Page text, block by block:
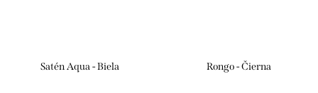
Satén Aqua - Biela Rongo - Čierna